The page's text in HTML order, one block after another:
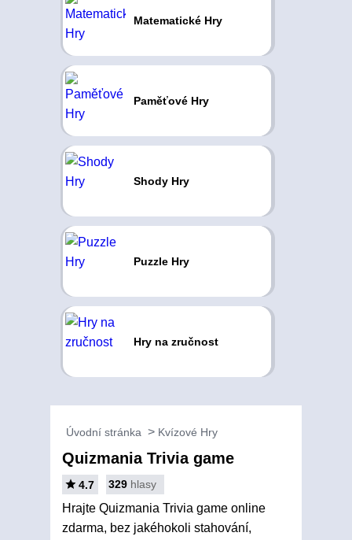
Matematické Hry
Paměťové Hry
Shody Hry
Puzzle Hry
Hry na zručnost
Úvodní stránka Kvízové Hry
Quizmania Trivia game
4.7 329 hlasy
Hrajte Quizmania Trivia game online
zdarma, bez jakéhokoli stahování,